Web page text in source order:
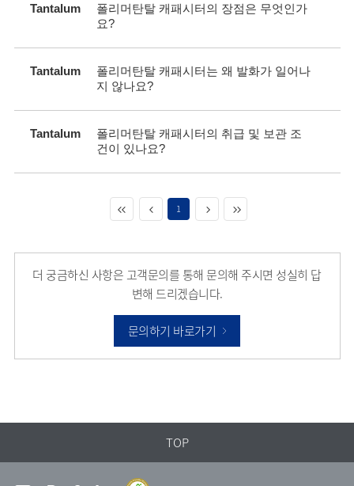
Tantalum
폴리머탄탈 캐패시터의 장점은 무엇인가
요?
Tantalum
폴리머탄탈 캐패시터는 왜 발화가 일어나
지 않나요?
Tantalum
폴리머탄탈 캐패시터의 취급 및 보관 조
건이 있나요?
1
더 궁금하신 사항은 고객문의를 통해 문의해 주시면 성실히 답
변해 드리겠습니다.
문의하기 바로가기
TOP